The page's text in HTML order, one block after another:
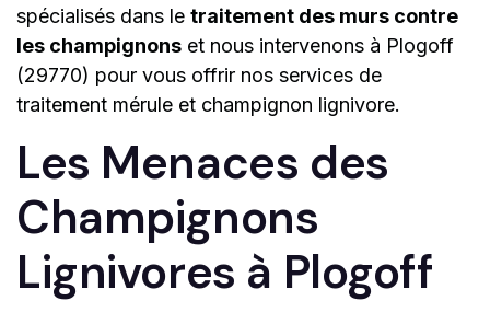
spécialisés dans le traitement des murs contre
les champignons et nous intervenons à Plogoff
(29770) pour vous offrir nos services de
traitement mérule et champignon lignivore.
Les Menaces des
Champignons
Lignivores à Plogoff